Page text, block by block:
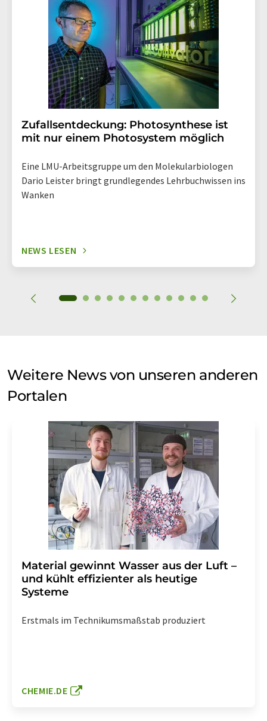
widerrufen. Zudem ist in jeder E-Mail ein Link zur
Abbestellung des entsprechenden Newsletters
enthalten.
Zufallsentdeckung: Photosynthese ist
mit nur einem Photosystem möglich
Eine LMU-Arbeitsgruppe um den Molekularbiologen
Dario Leister bringt grundlegendes Lehrbuchwissen ins
Wanken
NEWS LESEN
Weitere News von unseren anderen
Portalen
Material gewinnt Wasser aus der Luft –
und kühlt effizienter als heutige
Systeme
Erstmals im Technikumsmaßstab produziert
CHEMIE.DE